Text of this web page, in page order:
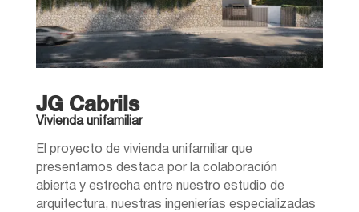
JG Cabrils
Vivienda unifamiliar
El proyecto de vivienda unifamiliar que
presentamos destaca por la colaboración
abierta y estrecha entre nuestro estudio de
arquitectura, nuestras ingenierías especializadas